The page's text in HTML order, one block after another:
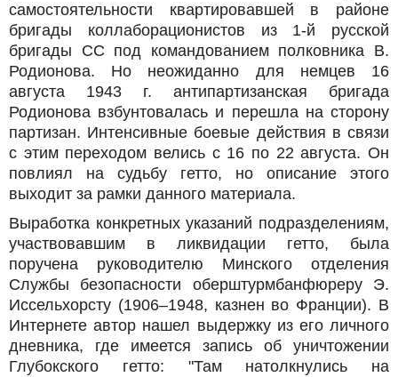
самостоятельности квартировавшей в районе
бригады коллаборационистов из 1-й русской
бригады СС под командованием полковника В.
Родионова. Но неожиданно для немцев 16
августа 1943 г. антипартизанская бригада
Родионова взбунтовалась и перешла на сторону
партизан. Интенсивные боевые действия в связи
с этим переходом велись с 16 по 22 августа. Он
повлиял на судьбу гетто, но описание этого
выходит за рамки данного материала.
Выработка конкретных указаний подразделениям,
участвовавшим в ликвидации гетто, была
поручена руководителю Минского отделения
Службы безопасности оберштурмбанфюреру Э.
Иссельхорсту (1906–1948, казнен во Франции). В
Интернете автор нашел выдержку из его личного
дневника, где имеется запись об уничтожении
Глубокского гетто: "Там натолкнулись на